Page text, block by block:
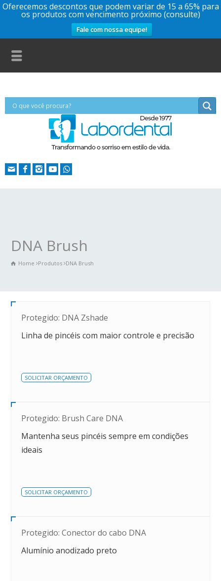
Oferecemos descontos que podem variar de 15 a 65% para
os produtos com vencimento próximo (consulte)
Fale com nossa equipe!
DNA Brush
Home Produtos DNA Brush
Protegido: DNA Zshade
Linha de pincéis com maior controle e precisão
SOLICITAR ORÇAMENTO
Protegido: Brush Care DNA
Mantenha seus pincéis sempre em condições
ideais
SOLICITAR ORÇAMENTO
Protegido: Conector do cabo DNA
Alumínio anodizado preto